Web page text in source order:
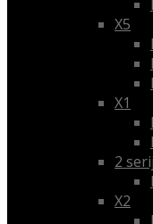
X5
X1
2
X2